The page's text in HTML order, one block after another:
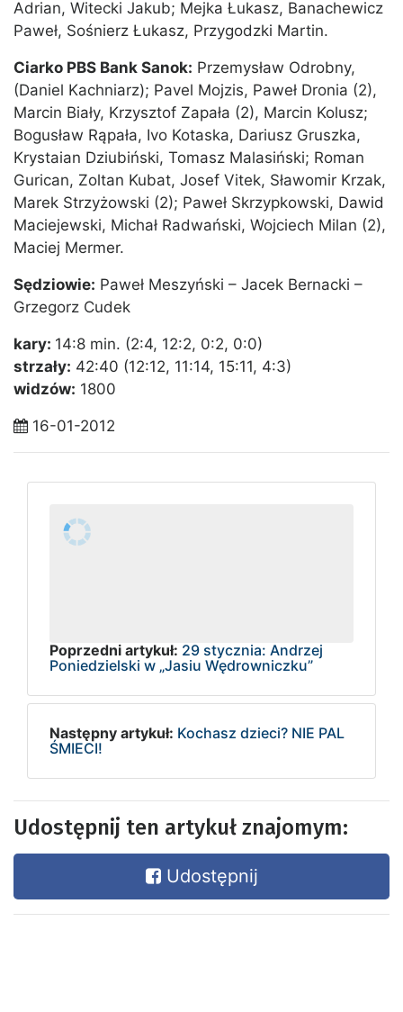
Adrian, Witecki Jakub; Mejka Łukasz, Banachewicz
Paweł, Sośnierz Łukasz, Przygodzki Martin.
Ciarko PBS Bank Sanok: Przemysław Odrobny,
(Daniel Kachniarz); Pavel Mojzis, Paweł Dronia (2),
Marcin Biały, Krzysztof Zapała (2), Marcin Kolusz;
Bogusław Rąpała, Ivo Kotaska, Dariusz Gruszka,
Krystaian Dziubiński, Tomasz Malasiński; Roman
Gurican, Zoltan Kubat, Josef Vitek, Sławomir Krzak,
Marek Strzyżowski (2); Paweł Skrzypkowski, Dawid
Maciejewski, Michał Radwański, Wojciech Milan (2),
Maciej Mermer.
Sędziowie: Paweł Meszyński – Jacek Bernacki –
Grzegorz Cudek
kary: 14:8 min. (2:4, 12:2, 0:2, 0:0)
strzały: 42:40 (12:12, 11:14, 15:11, 4:3)
widzów: 1800
16-01-2012
Poprzedni artykuł: 29 stycznia: Andrzej
Poniedzielski w „Jasiu Wędrowniczku”
Następny artykuł: Kochasz dzieci? NIE PAL
ŚMIECI!
Udostępnij ten artykuł znajomym:
Udostępnij